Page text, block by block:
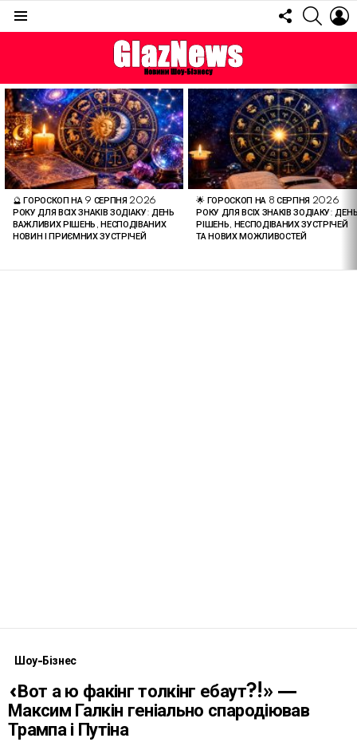
FOLLOW
US
ОСТАННІ
СТАТТІ
🔮 ГОРОСКОП НА 9 СЕРПНЯ 2026
РОКУ ДЛЯ ВСІХ ЗНАКІВ ЗОДІАКУ: ДЕНЬ
ВАЖЛИВИХ РІШЕНЬ, НЕСПОДІВАНИХ
НОВИН І ПРИЄМНИХ ЗУСТРІЧЕЙ
🌟 ГОРОСКОП НА 8 СЕРПНЯ 2026
РОКУ ДЛЯ ВСІХ ЗНАКІВ ЗОДІАКУ:
РІШЕНЬ, НЕСПОДІВАНИХ ЗУСТРІЧЕЙ
ТА НОВИХ МОЖЛИВОСТЕЙ
Шоу-Бізнес
«Вот а ю факінг толкінг ебаут?!» —
Максим Галкін геніально спародіював
Трампа і Путіна